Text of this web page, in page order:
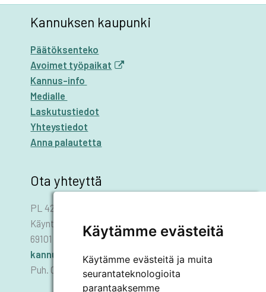
Käytämme evästeitä
Käytämme evästeitä ja muita
seurantateknologioita
parantaaksemme
Kannuksen kaupunki
Päätöksenteko
Avoimet työpaikat
Kannus-info
Medialle
Laskutustiedot
Yhteystiedot
Anna palautetta
Ota yhteyttä
PL 42
Käyntiosoite: Asematie 1
69101 KANNUS
kannus.kaupunki@kannus.ﬁ
Puh. 06 8745 111